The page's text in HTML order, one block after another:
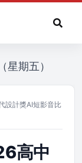
期五）
設計獎AI短影音比
高中